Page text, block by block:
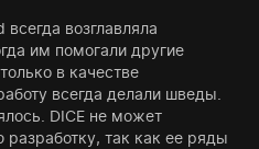
возглавляла
им помогали другие
в качестве
всегда делали шведы.
DICE не может
разработку, так как ее ряды